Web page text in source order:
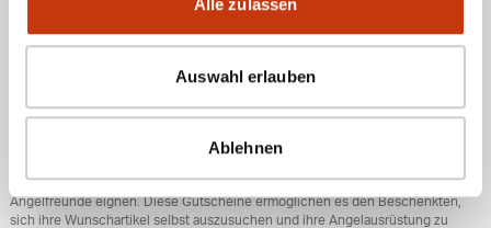
Alle zulassen
Auswahl erlauben
Ablehnen
ALLGEMEINE UNTERNEHMENSINFORMATIONEN
Angelshop - Erlangen Bruckhat sich auf alles rund ums Angeln
für den Angelsport und dem Wunsch, Anglern die besten Produkte
Equipment für ihre individuellen Bedürfnisse zu finden.
Zusätzlich bietet der Fachhändler Geschenkgutscheine an, die sich ideal für
Angelfreunde eignen. Diese Gutscheine ermöglichen es den Beschenkten,
sich ihre Wunschartikel selbst auszusuchen und ihre Angelausrüstung zu